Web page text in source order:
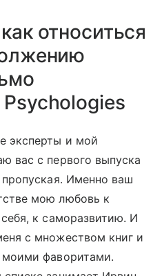
относиться
эксперты и мой
вас с первого выпуска
Именно ваш
мою любовь к
к саморазвитию. И
с множеством книг и
моими фаворитами.